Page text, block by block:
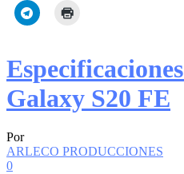
Galaxy S20 FE
Por
ARLECO PRODUCCIONES
0